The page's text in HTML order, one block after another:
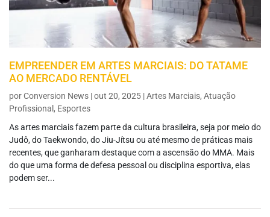
EMPREENDER EM ARTES MARCIAIS: DO TATAME
AO MERCADO RENTÁVEL
porConversion News |out 20, 2025 |Artes Marciais, Atuação
Profissional , Esportes
As artes marciais fazem parte da cultura brasileira, seja por meio do
Judô, do Taekwondo, do Jiu-Jítsu ou até mesmo de práticas mais
recentes, que ganharam destaque com a ascensão do MMA. Mais
do que uma forma de defesa pessoal ou disciplina esportiva, elas
podem ser...